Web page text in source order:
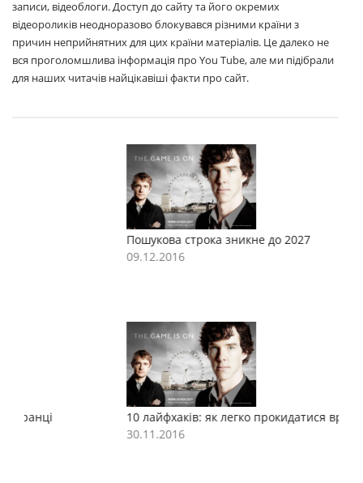
записи, відеоблоги. Доступ до сайту та його окремих
відеороликів неодноразово блокувався різними країни з
причин неприйнятних для цих країни матеріалів. Це далеко не
вся проголомшлива інформація про You Tube, але ми підібрали
для наших читачів найцікавіші факти про сайт.
Пошукова строка зникне до 2027
10 лайфхаків: як легко прокидатися вранці